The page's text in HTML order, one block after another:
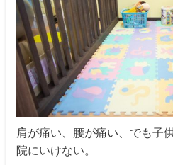
肩が痛い、腰が痛い、でも子
院にいけない。